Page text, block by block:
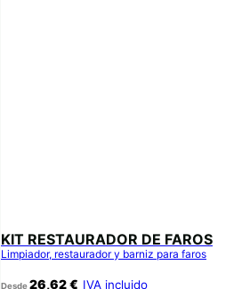
KIT RESTAURADOR DE FAROS
Limpiador, restaurador y barniz para faros
Desde26,62€ IVA incluido